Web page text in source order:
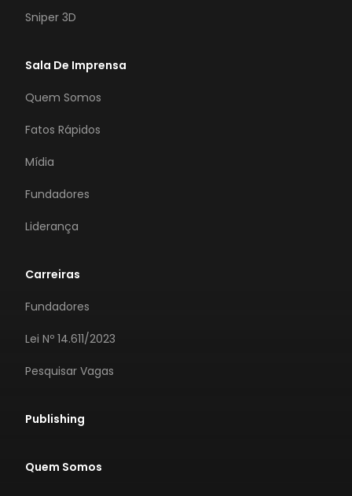
Sniper 3D
Sala De Imprensa
Quem Somos
Fatos Rápidos
Mídia
Fundadores
Liderança
Carreiras
Fundadores
Lei Nº 14.611/2023
Pesquisar Vagas
Publishing
Quem Somos